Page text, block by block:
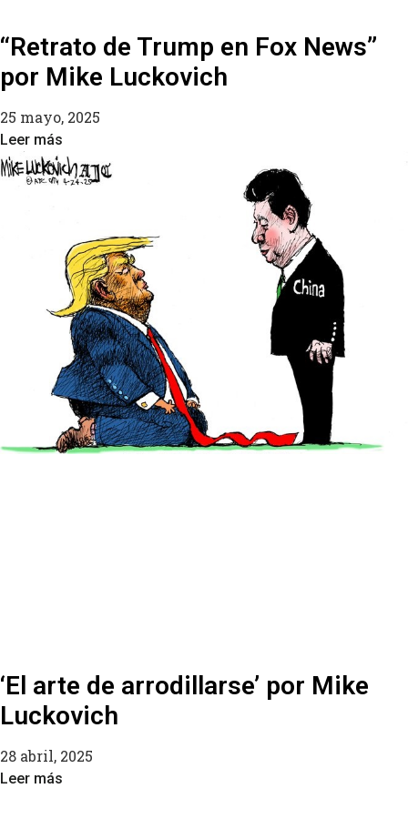
“Retrato de Trump en Fox News”
por Mike Luckovich
25 mayo, 2025
Leer más
‘El arte de arrodillarse’ por Mike
Luckovich
28 abril, 2025
Leer más